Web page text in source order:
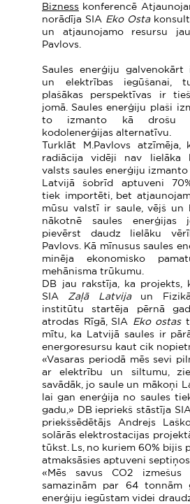
Bizness konferencē
norādīja SIA Eko Osta
un atjaunojamo resursu
Pavlovs.
Saules enerģiju galvenokārt
un elektrības iegūšanai,
plašākas perspektīvas ir
jomā. Saules enerģiju plaši
to izmanto kā drošu
kodolenerģijas alternatīvu.
Turklāt M.Pavlovs atzīmēja,
radiācija vidēji nav lielāka
valsts saules enerģiju izmanto
Latvijā šobrīd aptuveni
tiek importēti, bet
mūsu valstī ir saule, vējš un
nākotnē saules enerģijas
pievērst daudz lielāku
Pavlovs. Kā mīnusus saules
minēja ekonomisko
mehānisma trūkumu.
DB jau rakstīja, ka projekts,
SIA Zaļā Latvija un
institūtu startēja pērnā
atrodas Rīgā, SIA
Eko ostas
mītu, ka Latvijā saules ir
energoresursu kaut cik
«Vasaras periodā mēs sevi
ar elektrību un siltumu,
savādāk, jo saule un mākoņi
lai gan enerģija no saules
gadu,» DB iepriekš stāstīja SIA
priekšsēdētājs Andrejs
solārās elektrostacijas
tūkst. Ls, no kuriem 60% bijis
atmaksāsies aptuveni septiņos
«Mēs savus CO2
samazinām par 64
enerģiju iegūstam videi